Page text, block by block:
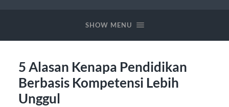
SHOW MENU
5 Alasan Kenapa Pendidikan
Berbasis Kompetensi Lebih
Unggul